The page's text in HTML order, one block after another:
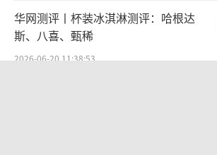
任编辑：zx0600）
华网测评丨杯装冰淇淋测评：哈根达
斯、八喜、甄稀
2026-06-20 11:38:53